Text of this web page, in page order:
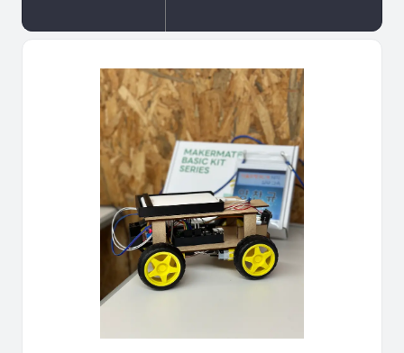
23
def calibrate_right():
    time.sleep(0.097)
def go_forward():
    time.sleep(0.095)
def stop():